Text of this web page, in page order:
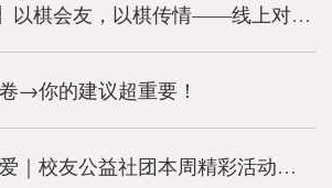
【校友活动预告】以棋会友，以棋传情——线上对局暨棋文化分享活动
→你的建议超重要！
春风有信 奔赴热爱｜校友公益社团本周精彩活动预告